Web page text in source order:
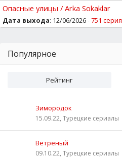
Опасные улицы / Arka Sokaklar
Дата выхода: 12/06/2026 -751 серия
Популярное
Рейтинг
Зимородок
15.09.22, Турецкие сериалы
Ветреный
09.10.22, Турецкие сериалы